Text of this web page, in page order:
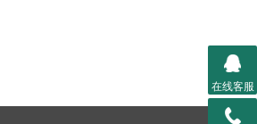
在线客服